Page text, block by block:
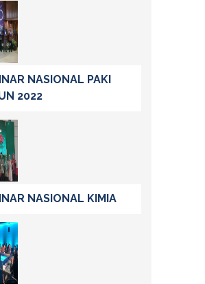
NASIONAL PAKI
2022
NASIONAL KIMIA